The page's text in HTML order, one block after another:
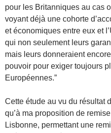
pour les Britanniques au cas
voyant déjà une cohorte
et économiques entre eux et
qui non seulement leurs
mais leurs donneraient
pouvoir pour exiger toujours
Européennes.”
Cette étude au vu du résultat
qu’à ma proposition de
Lisbonne, permettant une